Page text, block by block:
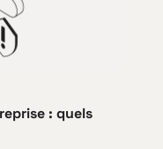
: quels